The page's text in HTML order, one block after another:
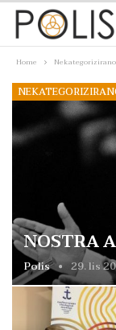
Home Nekategorizirano
NOSTRA
Polis 29. lis